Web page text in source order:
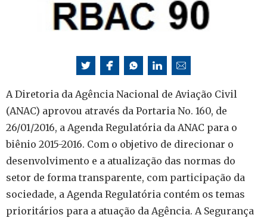
A Diretoria da Agência Nacional de Aviação Civil
(ANAC) aprovou através da Portaria No. 160, de
26/01/2016, a Agenda Regulatória da ANAC para o
biênio 2015-2016. Com o objetivo de direcionar o
desenvolvimento e a atualização das normas do
setor de forma transparente, com participação da
sociedade, a Agenda Regulatória contém os temas
prioritários para a atuação da Agência. A Segurança